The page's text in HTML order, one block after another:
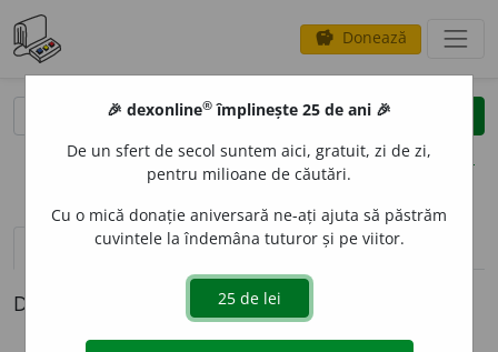
savings Donează
clear
opțiuni
definiții (1)
Definiția cu ID-ul 554647:
🎉 dexonline® împlinește 25 de ani 🎉
De un sfert de secol suntem aici, gratuit, zi de zi,
pentru milioane de căutări.
Cu o mică donație aniversară ne-ați ajuta să păstrăm
cuvintele la îndemâna tuturor și pe viitor.